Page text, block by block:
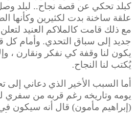
كبلد تحكي عن قصة نجاح.. لبلد
علقة ساخنة بدت لكثيرين وكأنها
مع ذلك قامت كالملاكم العنيد
جديد إلى سباق التحدي. وأمام كل
يكون لنا وقفة كي نفكر ونقارن ،
يُكتب لنا النجاح.
أما السبب الأخير الذي دعاني إلى
يومه وتاريخه رغم قربه من سفري
(إبراهيم مأمون) قال أنه سيكون